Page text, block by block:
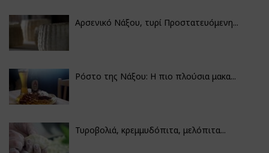
Αρσενικό Νάξου, τυρί Προστατευόμενη...
Ρόστο της Νάξου: Η πιο πλούσια μακα...
Τυροβολιά, κρεμμυδόπιτα, μελόπιτα...